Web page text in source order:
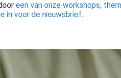
een van onze workshops,
in voor de nieuwsbrief.